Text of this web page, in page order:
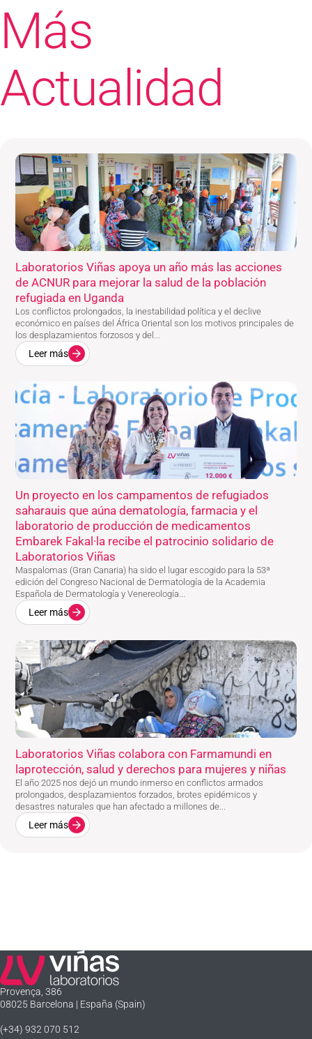
Más
Actualidad
Laboratorios Viñas apoya un año más las acciones
de ACNUR para mejorar la salud de la población
refugiada en Uganda
Los conflictos prolongados, la inestabilidad política y el declive
económico en países del África Oriental son los motivos principales de
los desplazamientos forzosos y del...
Leer más
Un proyecto en los campamentos de refugiados
saharauis que aúna dematología, farmacia y el
laboratorio de producción de medicamentos
Embarek Fakal·la recibe el patrocinio solidario de
Laboratorios Viñas
Maspalomas (Gran Canaria) ha sido el lugar escogido para la 53ª
edición del Congreso Nacional de Dermatología de la Academia
Española de Dermatología y Venereología...
Leer más
Laboratorios Viñas colabora con Farmamundi en
laprotección, salud y derechos para mujeres y niñas
El año 2025 nos dejó un mundo inmerso en conflictos armados
prolongados, desplazamientos forzados, brotes epidémicos y
desastres naturales que han afectado a millones de...
Leer más
Laboratorios Viñas
Provença, 386
08025 Barcelona | España (Spain)
(+34) 932 070 512